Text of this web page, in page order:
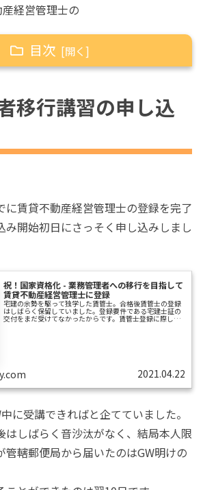
経営管理士の
目次
の受講を開始。
定
移行講習の申し込
に賃貸不動産経営管理士の登録を完了
み開始初日にさっそく申し込みしまし
祝！国家資格化 - 業務管理者への移行を目指して
賃貸不動産経営管理士に登録
宅建の余勢を駆って独学した賃管士。合格後賃管士の登録
はしばらく保留していました。登録要件である宅建士証の
交付をまだ受けてなかったからです。賃管士登録に際し、
賃貸実務経験がない場合は「宅建士証が交付されている」
考えることにしました。「賃貸住宅管理業法での...2021.04.22
に受講できればと企てていました。
はしばらく音沙汰がなく、結局本人限
管轄郵便局から届いたのはGW明けの